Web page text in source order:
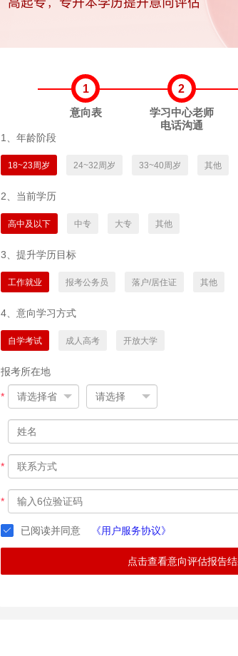
1
意向表
2
学习中心老师
电话沟通
1、年龄阶段
18~23周岁 24~32周岁 33~40周岁 其他
2、当前学历
高中及以下 中专 大专 其他
3、提升学历目标
工作就业 报考公务员 落户/居住证 其他
4、意向学习方式
自学考试 成人高考 开放大学
报考所在地
*
*
*
已阅读并同意 《用户服务协议》
点击查看意向评估报告